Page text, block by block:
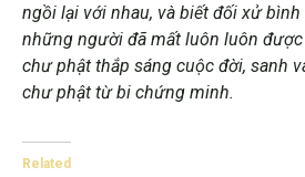
ngồi lại với nhau, và biết đối xử
những người đã mất luôn luôn
chư phật thắp sáng cuộc đời, sanh
chư phật từ bi chứng minh.
Related